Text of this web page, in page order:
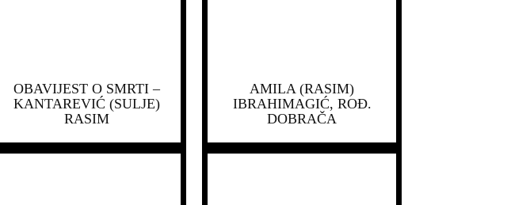
OBAVIJEST O SMRTI –
KANTAREVIĆ (SULJE)
RASIM
AMILA (RASIM)
IBRAHIMAGIĆ, ROĐ.
DOBRAČA